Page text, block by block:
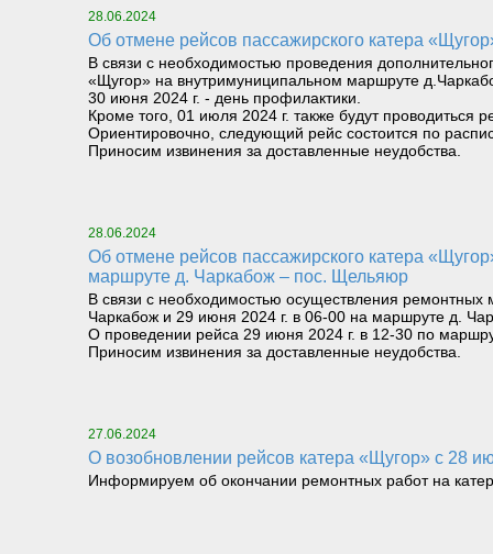
28.06.2024
Об отмене рейсов пассажирского катера
В связи с необходимостью проведения
«Щугор» на внутримуниципальном маршруте
30 июня 2024 г. - день профилактики.
Кроме того, 01 июля 2024 г. также будут проводиться
Ориентировочно, следующий рейс состоится по
Приносим извинения за доставленные неудобства.
28.06.2024
Об отмене рейсов пассажирского катера «Щугор» 28 июня 2024 г. в 12-30 на маршруте пос. Щельяюр – д. Чаркабож и 29 июня 2024 г. в 06-00 на
маршруте д. Чаркабож – пос. Щельяюр
В связи с необходимостью осуществления
Чаркабож и 29 июня 2024 г. в 06-00 на маршруте д.
О проведении рейса 29 июня 2024 г. в 12-30 по
Приносим извинения за доставленные неудобства.
27.06.2024
О возобновлении рейсов катера «Щугор» с 28
Информируем об окончании ремонтных работ на